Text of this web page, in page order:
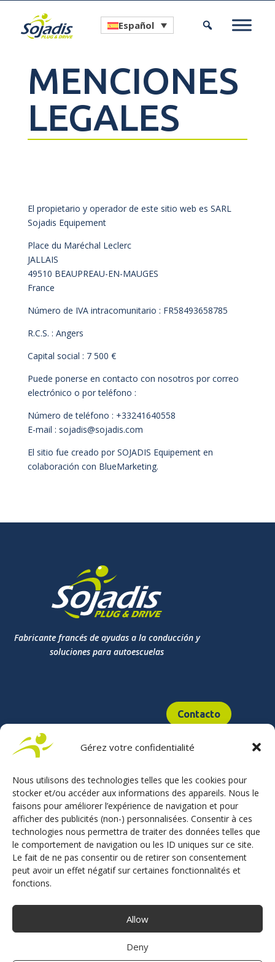
Gérez votre confidentialité
Nous utilisons des technologies telles que les cookies pour
stocker et/ou accéder aux informations des appareils. Nous le
faisons pour améliorer l’expérience de navigation et pour
afficher des publicités (non-) personnalisées. Consentir à ces
technologies nous permettra de traiter des données telles que
le comportement de navigation ou les ID uniques sur ce site.
Le fait de ne pas consentir ou de retirer son consentement
peut avoir un effet négatif sur certaines fonctionnalités et
fonctions.
Allow
Deny
Español
MENCIONES
LEGALES
El propietario y operador de este sitio web es SARL
Sojadis Equipement
Place du Maréchal Leclerc
JALLAIS
49510 BEAUPREAU-EN-MAUGES
France
Número de IVA intracomunitario : FR58493658785
R.C.S. : Angers
Capital social : 7 500 €
Puede ponerse en contacto con nosotros por correo
electrónico o por teléfono :
Número de teléfono : +33241640558
E-mail : sojadis@sojadis.com
El sitio fue creado por SOJADIS Equipement en
colaboración con BlueMarketing.
Fabricante francés de ayudas a la conducción y
soluciones para autoescuelas
Contacto
Aceleración
Aceleración y frenada
Frenada
Controles y dirección
Asistencia a la transferencia
Transformacion autoescuela
Autoescuela para conductores